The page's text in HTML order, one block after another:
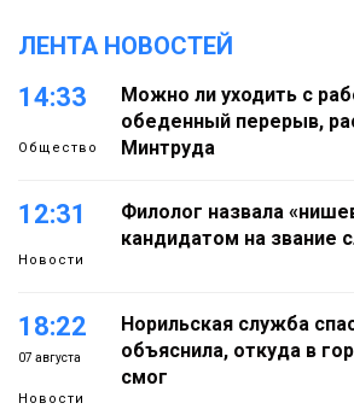
ЛЕНТА НОВОСТЕЙ
14:33
Общество
Можно ли уходить с
обеденный перерыв,
Минтруда
12:31
Новости
Филолог назвала
кандидатом на звание
18:22
07 августа
Новости
Норильская служба
объяснила, откуда в
смог